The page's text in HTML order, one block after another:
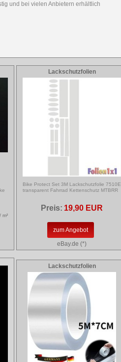
und bei vielen Anbietern erhältlich
m²
Lackschutzfolien
Bike Protect Set 3M Lackschutzfolie 7510E
transparent Fahrrad Kettenschutz MTBRR
Preis: 19,90 EUR
zum Angebot
eBay.de (*)
Lackschutzfolien